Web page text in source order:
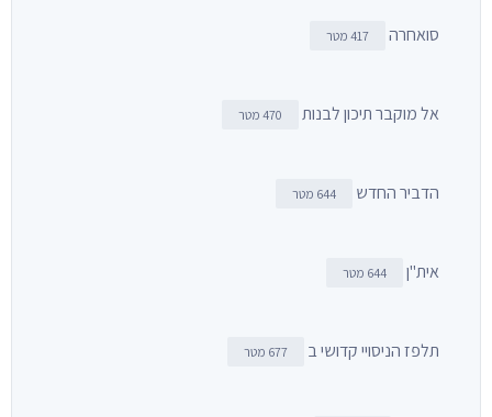
סואחרה 417 מטר
אל מוקבר תיכון לבנות 470 מטר
הדביר החדש 644 מטר
אית"ן 644 מטר
תלפז הניסויי קדושי ב 677 מטר